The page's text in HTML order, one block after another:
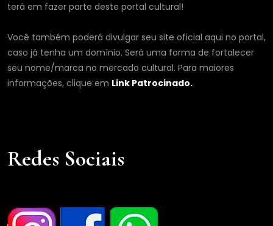
terá em fazer parte deste portal cultural!
Você também poderá divulgar seu site oficial aqui no portal,
caso já tenha um domínio. Será uma forma de fortalecer
seu nome/marca no mercado cultural. Para maiores
informações, clique em Link Patrocinado.
Redes Sociais